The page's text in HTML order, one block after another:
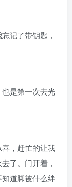
记了带钥匙，
是第一次去光
，赶忙的让我
了。门开着，
道脚被什么绊